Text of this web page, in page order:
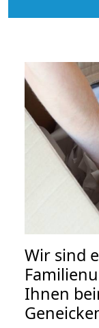
Wir sind
Ihnen